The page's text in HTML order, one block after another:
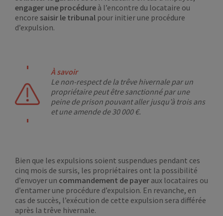
engager une procédure à l’encontre du locataire ou
encore saisir le tribunal pour initier une procédure
d’expulsion.
À savoir
Le non-respect de la trêve hivernale par un
propriétaire peut être sanctionné par une
peine de prison pouvant aller jusqu’à trois ans
et une amende de 30 000 €.
Bien que les expulsions soient suspendues pendant ces
cinq mois de sursis, les propriétaires ont la possibilité
d’envoyer un commandement de payer aux locataires ou
d’entamer une procédure d’expulsion. En revanche, en
cas de succès, l’exécution de cette expulsion sera différée
après la trêve hivernale.